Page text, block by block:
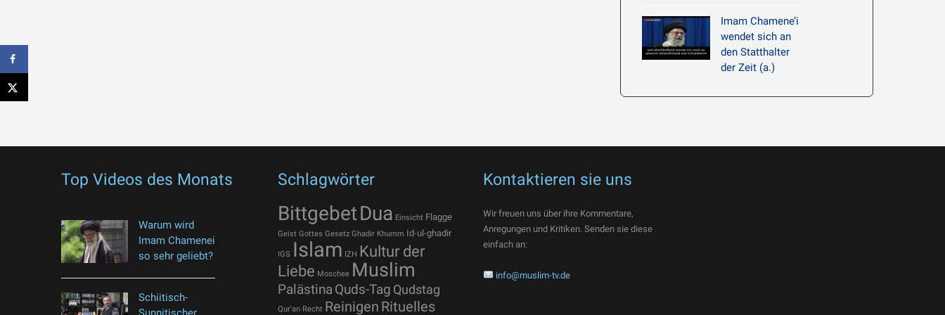
Imam Chamene’i
wendet sich an
den Statthalter
der Zeit (a.)
Top Videos des Monats
Warum wird
Imam Chamenei
so sehr geliebt?
Schiitisch-
Schlagwörter
BittgebetDua Einsicht Flagge
Geist Gottes Gesetz Ghadir Khumm Id-ul-ghadir
IGS Islam IZH Kultur der
Liebe Moschee Muslim
Palästina Quds-Tag Qudstag
Qur'an Recht Reinigen Rituelles
Kontaktieren sie uns
Wir freuen uns über ihre Kommentare,
Anregungen und Kritiken. Senden sie diese
einfach an:
info@muslim-tv.de